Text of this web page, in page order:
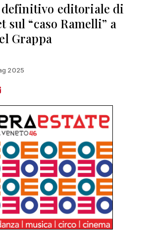
definitivo editoriale di
sul “caso Ramelli” a
Grappa
2025